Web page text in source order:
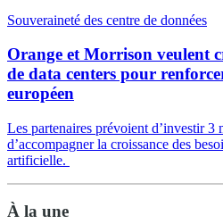
Souveraineté des centre de données
Orange et Morrison veulent
de data centers pour
européen
Les partenaires prévoient d’investir 3
d’accompagner la croissance des
artificielle.
À la une